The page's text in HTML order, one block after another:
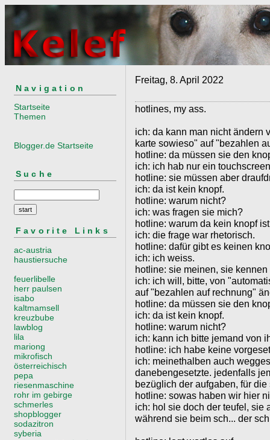
Navigation
Startseite
Themen
Blogger.de Startseite
Suche
Favorite Links
ac-austria
haustiersuche
feuerlibelle
herr paulsen
isabo
kaltmamsell
kreuzbube
lawblog
lila
mariong
mikrofisch
österreichisch
pepa
riesenmaschine
rohr im gebirge
schmerles
shopblogger
sodazitron
syberia
Freitag, 8. April 2022
hotlines, my ass.
ich: da kann man nicht ändern
karte sowieso" auf "bezahlen
hotline: da müssen sie den
ich: ich hab nur ein
hotline: sie müssen aber
ich: da ist kein knopf.
hotline: warum nicht?
ich: was fragen sie mich?
hotline: warum da kein knopf
ich: die frage war rhetorisch.
hotline: dafür gibt es keinen
ich: ich weiss.
hotline: sie meinen, sie
ich: ich will, bitte, von
auf "bezahlen auf rechnung"
hotline: da müssen sie den
ich: da ist kein knopf.
hotline: warum nicht?
ich: kann ich bitte jemand von
hotline: ich habe keine
ich: meinethalben auch
danebengesetzte. jedenfalls
bezüglich der aufgaben, für
hotline: sowas haben wir hier
ich: hol sie doch der teufel, sie
während sie beim sch... der